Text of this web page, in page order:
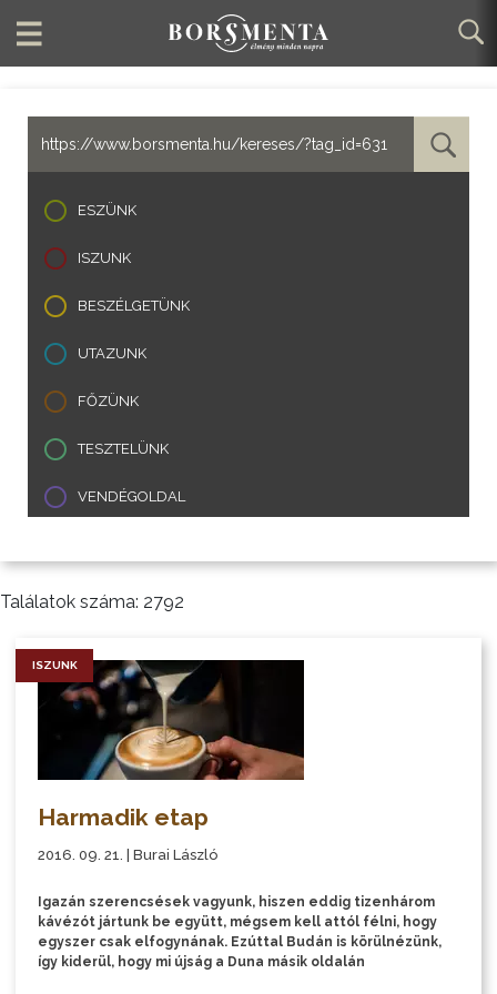
ESZÜNK
ISZUNK
BESZÉLGETÜNK
UTAZUNK
FŐZÜNK
TESZTELÜNK
VENDÉGOLDAL
Találatok száma: 2792
ISZUNK
Harmadik etap
2016. 09. 21. | Burai László
Igazán szerencsések vagyunk, hiszen eddig tizenhárom
kávézót jártunk be együtt, mégsem kell attól félni, hogy
egyszer csak elfogynának. Ezúttal Budán is körülnézünk,
így kiderül, hogy mi újság a Duna másik oldalán